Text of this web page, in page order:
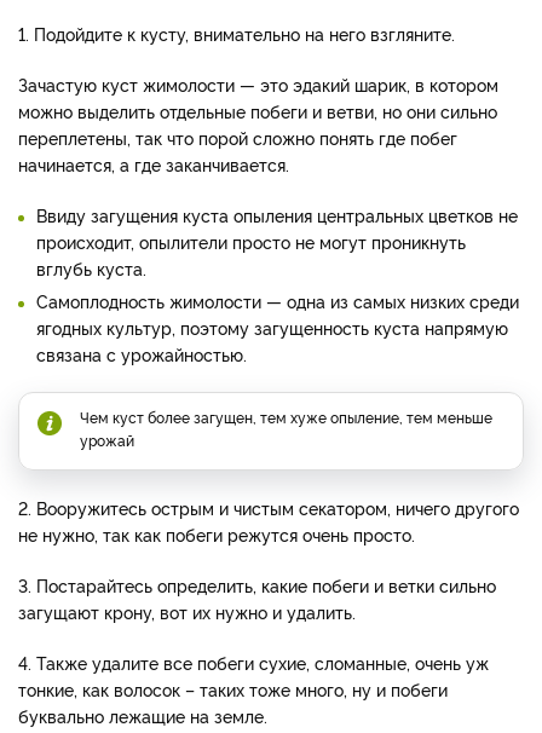
1. Подойдите к кусту, внимательно на него взгляните.
Зачастую куст жимолости — это эдакий шарик, в котором
можно выделить отдельные побеги и ветви, но они сильно
переплетены, так что порой сложно понять где побег
начинается, а где заканчивается.
Ввиду загущения куста опыления центральных цветков не
происходит, опылители просто не могут проникнуть
вглубь куста.
Самоплодность жимолости — одна из самых низких среди
ягодных культур, поэтому загущенность куста напрямую
связана с урожайностью.
Чем куст более загущен, тем хуже опыление, тем меньше
урожай
2. Вооружитесь острым и чистым секатором, ничего другого
не нужно, так как побеги режутся очень просто.
3. Постарайтесь определить, какие побеги и ветки сильно
загущают крону, вот их нужно и удалить.
4. Также удалите все побеги сухие, сломанные, очень уж
тонкие, как волосок – таких тоже много, ну и побеги
буквально лежащие на земле.